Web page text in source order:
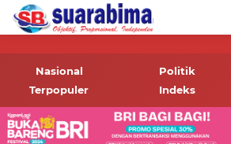
-->
informasi terbaru tentang
Bima dan daerah sekitar
Nasional Politik
Terpopuler
Indeks